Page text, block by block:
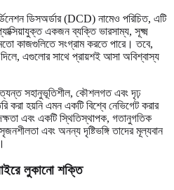
ডিসঅর্ডার (DCD) নামেও পরিচিত, এটি
একজন ব্যক্তি ভারসাম্য, সূক্ষ্ম
কাজগুলিতে সংগ্রাম করতে পারে। তবে,
এগুলোর সাথে প্রায়শই আসা অবিশ্বাস্য
অত্যন্ত সহানুভূতিশীল, কৌশলগত এবং দৃঢ়
করা হয়নি এমন একটি বিশ্বে নেভিগেট করার
এবং একটি স্থিতিস্থাপক, গতানুগতিক
এবং অনন্য দৃষ্টিভঙ্গি তাদের মূল্যবান
লুকানো শক্তি